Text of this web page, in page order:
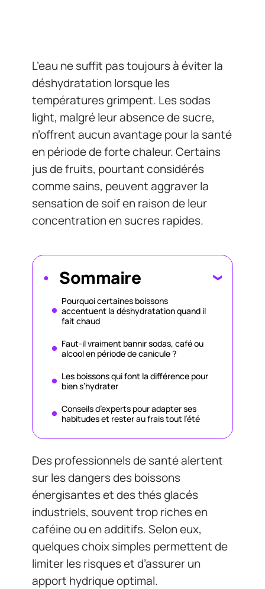
L’eau ne suffit pas toujours à éviter la
déshydratation lorsque les
températures grimpent. Les sodas
light, malgré leur absence de sucre,
n’offrent aucun avantage pour la santé
en période de forte chaleur. Certains
jus de fruits, pourtant considérés
comme sains, peuvent aggraver la
sensation de soif en raison de leur
concentration en sucres rapides.
Sommaire
Pourquoi certaines boissons
accentuent la déshydratation quand il
fait chaud
Faut-il vraiment bannir sodas, café ou
alcool en période de canicule ?
Les boissons qui font la différence pour
bien s’hydrater
Conseils d’experts pour adapter ses
habitudes et rester au frais tout l’été
Des professionnels de santé alertent
sur les dangers des boissons
énergisantes et des thés glacés
industriels, souvent trop riches en
caféine ou en additifs. Selon eux,
quelques choix simples permettent de
limiter les risques et d’assurer un
apport hydrique optimal.